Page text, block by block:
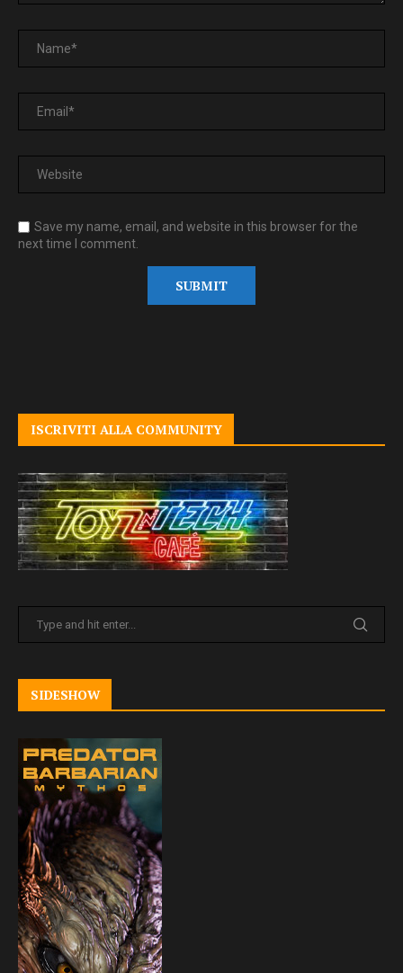
Save my name, email, and website in this browser for the
next time I comment.
ISCRIVITI ALLA COMMUNITY
SIDESHOW